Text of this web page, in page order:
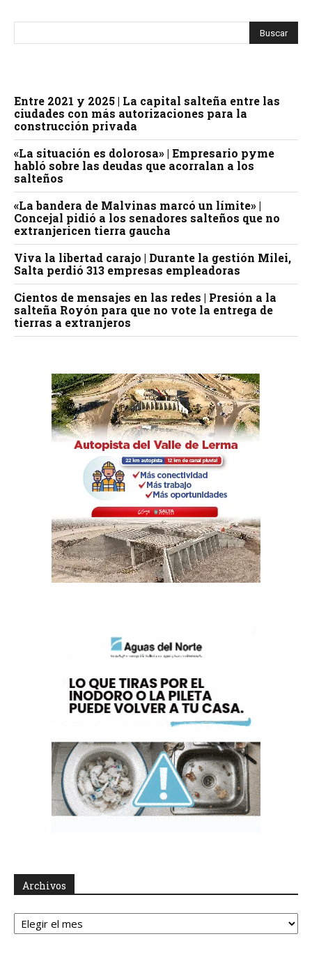
Entre 2021 y 2025 | La capital salteña entre las
ciudades con más autorizaciones para la
construcción privada
«La situación es dolorosa» | Empresario pyme
habló sobre las deudas que acorralan a los
salteños
«La bandera de Malvinas marcó un límite» |
Concejal pidió a los senadores salteños que no
extranjericen tierra gaucha
Viva la libertad carajo | Durante la gestión Milei,
Salta perdió 313 empresas empleadoras
Cientos de mensajes en las redes | Presión a la
salteña Royón para que no vote la entrega de
tierras a extranjeros
Archivos
Archivos